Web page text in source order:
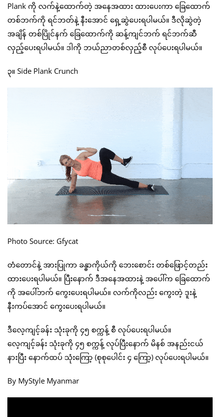
Plank ကို လက်နဲ့ထောက်တဲ့ အနေအထား ထားပေးကာ ခြေထောက်
တစ်ဘက်ကို ရင်ဘတ်နဲ့ နီးအောင် ရှေ့ဆွဲပေးရပါမယ်။ ဒီလိုဆွဲတဲ့
အချိန် တစ်ပြိုင်နက် ခြေထောက်ကို ဆန့်ကျင်ဘက် ရင်ဘက်ဆီ
လှည့်ပေးရပါမယ်။ ဒါကို ဘယ်ညာတစ်လှည့်စီ လုပ်ပေးရပါမယ်။
၃။ Side Plank Crunch
Photo Source: Gfycat
တံတောင်နဲ့ အားပြုကာ ခန္ဓာကိုယ်ကို ဘေးစောင်း တစ်ဖြောင့်တည်း
ထားပေးရပါမယ်။ ပြီးနောက် ဒီအနေအထားနဲ့ အပေါ်က ခြေထောက်
ကို အပေါ်ဘက် ကွေးပေးရပါမယ်။ လက်ကိုလည်း ကွေးတဲ့ ဒူးနဲ့
နီးကပ်အောင် ကွေးပေးရပါမယ်။
ဒီလေ့ကျင့်ခန်း သုံးခုကို ၄၅ စက္ကန့် စီ လုပ်ပေးရပါမယ်။
လေ့ကျင့်ခန်း သုံးခုကို ၄၅ စက္ကန့် လုပ်ပြီးနောက် မိနစ် အနည်းငယ်
နားပြီး နောက်ထပ် သုံးကြော့ (စုစုပေါင်း ၄ ကြော့) လုပ်ပေးရပါမယ်။
By MyStyle Myanmar